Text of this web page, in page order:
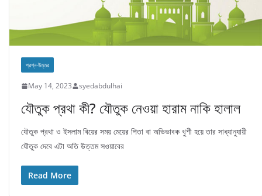
প্রশ্ন-উত্তর
May 14, 2023 syedabdulhai
যৌতুক প্রথা কী? যৌতুক নেওয়া হারাম নাকি হালাল
যৌতুক প্রথা ও ইসলাম বিয়ের সময় মেয়ের পিতা বা অভিভাবক খুশী হয়ে তার সাধ্যানুযায়ী
যৌতুক দেবে এটা অতি উত্তম সওয়াবের
Read More